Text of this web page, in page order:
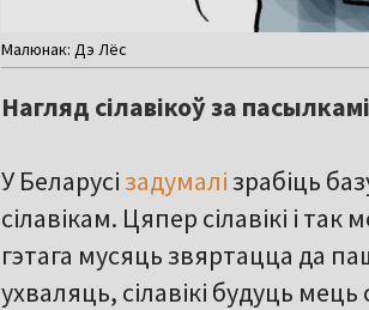
Малюнак: Дэ Лёс
Нагляд сiлавiкоў за
У Беларусі задумалізрабіць
сілавікам. Цяпер сілавікі і
гэтага мусяць звяртацца да
ухваляць, сілавікі будуць